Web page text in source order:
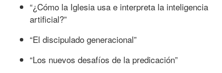
“¿Cómo la Iglesia usa e interpreta la inteligencia
artificial?”
“El discipulado generacional”
“Los nuevos desafíos de la predicación”